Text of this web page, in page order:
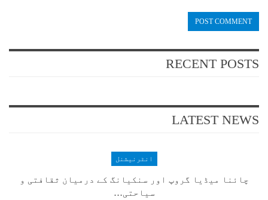
RECENT POSTS
LATEST NEWS
انٹرنیشنل
چائنا میڈیا گروپ اور سنکیانگ کے درمیان ثقافتی و
سیاحتی…